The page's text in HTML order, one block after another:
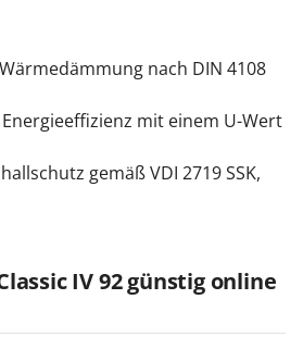
nach DIN 4108
mit einem U-Wert
gemäß VDI 2719 SSK,
IV 92 günstig online